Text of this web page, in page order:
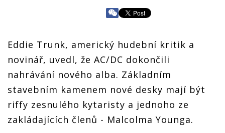
Eddie Trunk, americký hudební kritik a
novinář, uvedl, že AC/DC dokončili
nahrávání nového alba. Základním
stavebním kamenem nové desky mají být
riffy zesnulého kytaristy a jednoho ze
zakládajících členů - Malcolma Younga.